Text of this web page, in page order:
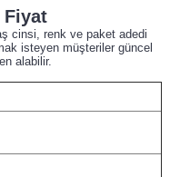
Fiyat
cinsi, renk ve paket adedi
isteyen müşteriler güncel
alabilir.